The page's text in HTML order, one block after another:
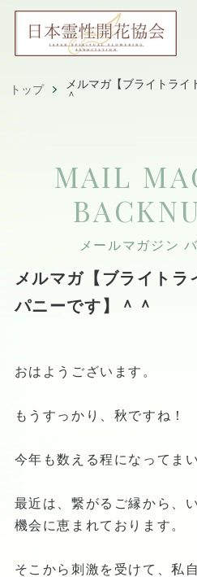
トップ
メルマガ【ブライトライ
＾
MAIL
メールマガジン
メルマガ【ブライトラ
パニーです】＾＾
おはようございます。
もうすっかり、秋ですね！
今年も数える程になってま
最近は、繋がるご縁から、
機会に恵まれております。
そこから刺激を受けて、私